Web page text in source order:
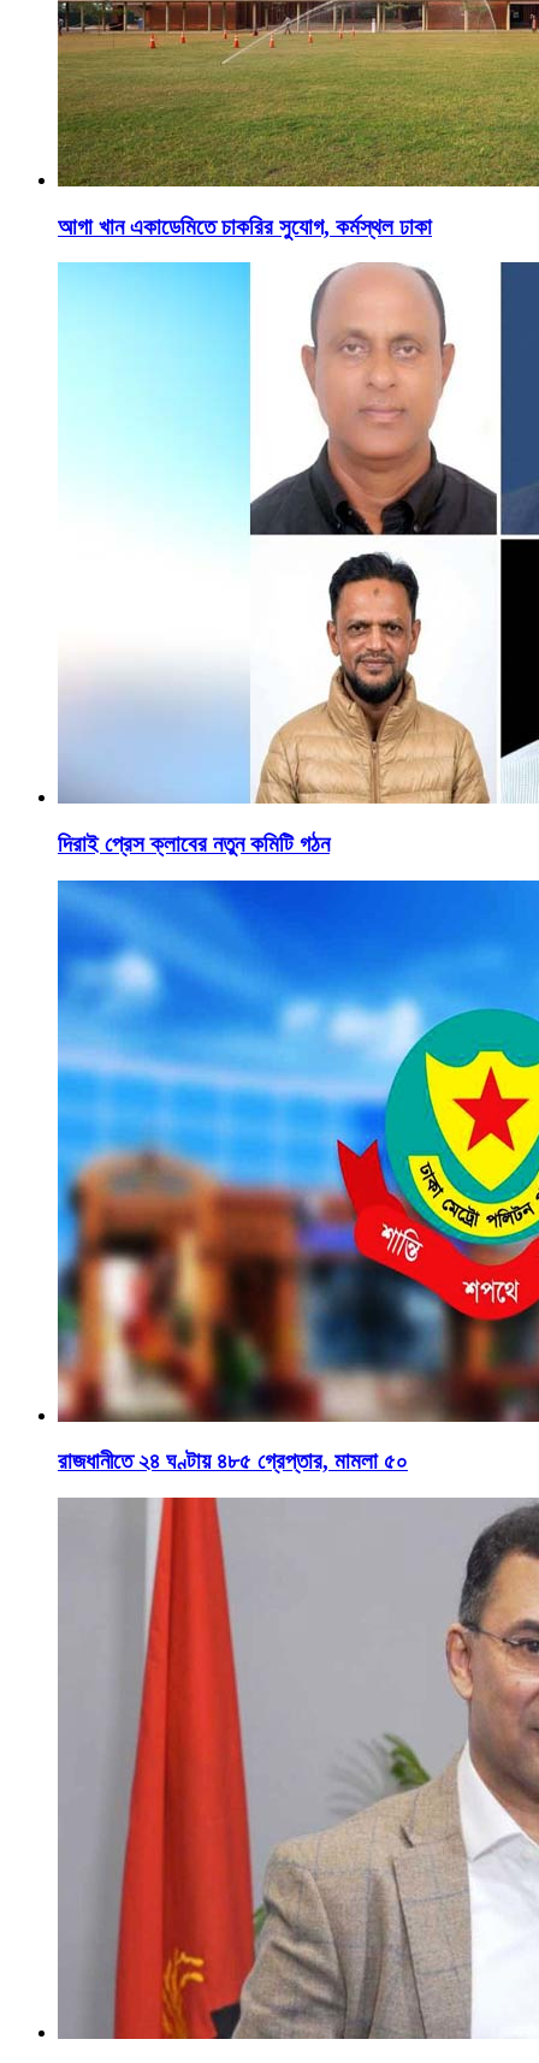
আগা খান একাডেমিতে চাকরির সুযোগ, কর্মস্থল ঢাকা
দিরাই প্রেস ক্লাবের নতুন কমিটি গঠন
রাজধানীতে ২৪ ঘণ্টায় ৪৮৫ গ্রেপ্তার, মামলা ৫০